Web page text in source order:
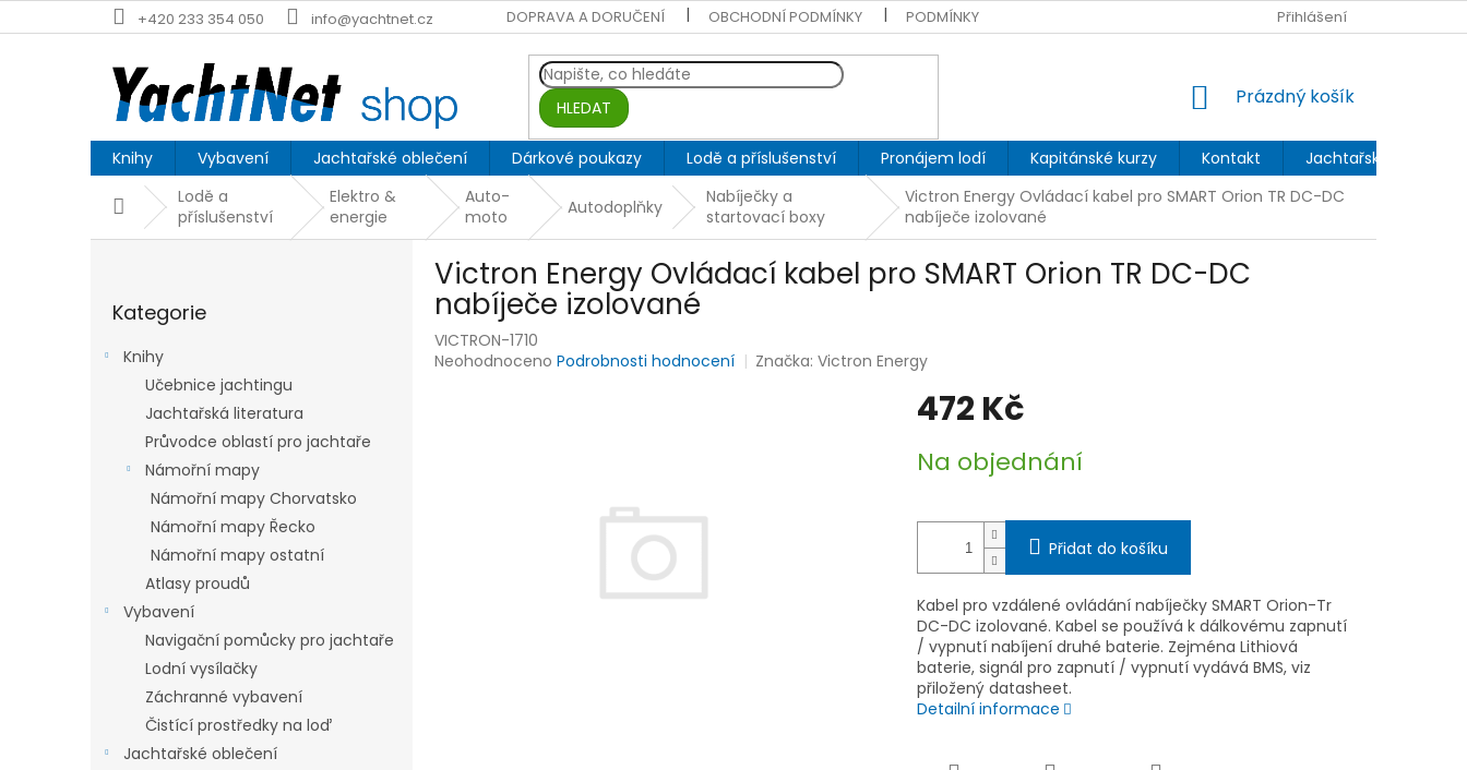
na
+420 233 354 050 info@yachtnet.cz DOPRAVA A DORUČENÍ OBCHODNÍ PODMÍNKY PODMÍNKY OCHRANY OSOBNÍCH ÚDAJŮ Přihlášení
HLEDAT
NÁKUPNÍ
Prázdný košík
Knihy Vybavení Jachtařské oblečení Dárkové poukazy Lodě a příslušenství Pronájem lodí Kapitánské kurzy Kontakt Jachtařský blog
DomůLodě a
příslušenství
Elektro &
energie
Auto-
moto
Autodoplňky
Nabíječky a
startovací boxy
Victron Energy Ovládací kabel pro SMART Orion TR DC-DC
nabíječe izolované
kategorie
Kategorie
Knihy
Učebnice jachtingu
Jachtařská literatura
Průvodce oblastí pro jachtaře
Námořní mapy
Námořní mapy Chorvatsko
Námořní mapy Řecko
Námořní mapy ostatní
Atlasy proudů
Vybavení
Navigační pomůcky pro jachtaře
Lodní vysílačky
Záchranné vybavení
Čistící prostředky na loď
Jachtařské oblečení
Victron Energy Ovládací kabel pro SMART Orion TR DC-DC
nabíječe izolované
VICTRON-1710
Průměrné
Neohodnoceno Podrobnosti hodnocení Značka:Victron Energy
472 Kč
cena:
Na objednání
Přidat do košíku
Kabel pro vzdálené ovládání nabíječky SMART Orion-Tr
DC-DC izolované. Kabel se používá k dálkovému zapnutí
/ vypnutí nabíjení druhé baterie. Zejména Lithiová
baterie, signál pro zapnutí / vypnutí vydává BMS, viz
přiložený datasheet.
Detailní informace